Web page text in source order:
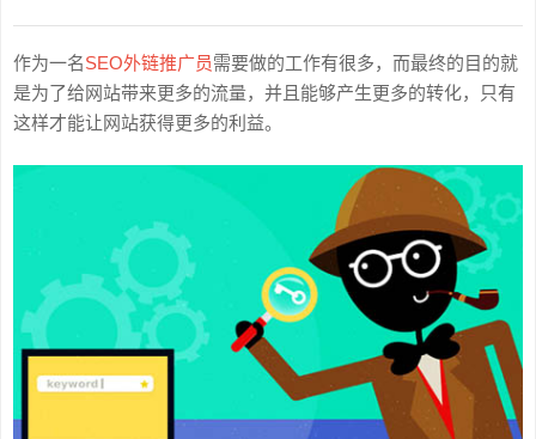
作为一名SEO外链推广员需要做的工作有很多，而最终的目的就
是为了给网站带来更多的流量，并且能够产生更多的转化，只有
这样才能让网站获得更多的利益。